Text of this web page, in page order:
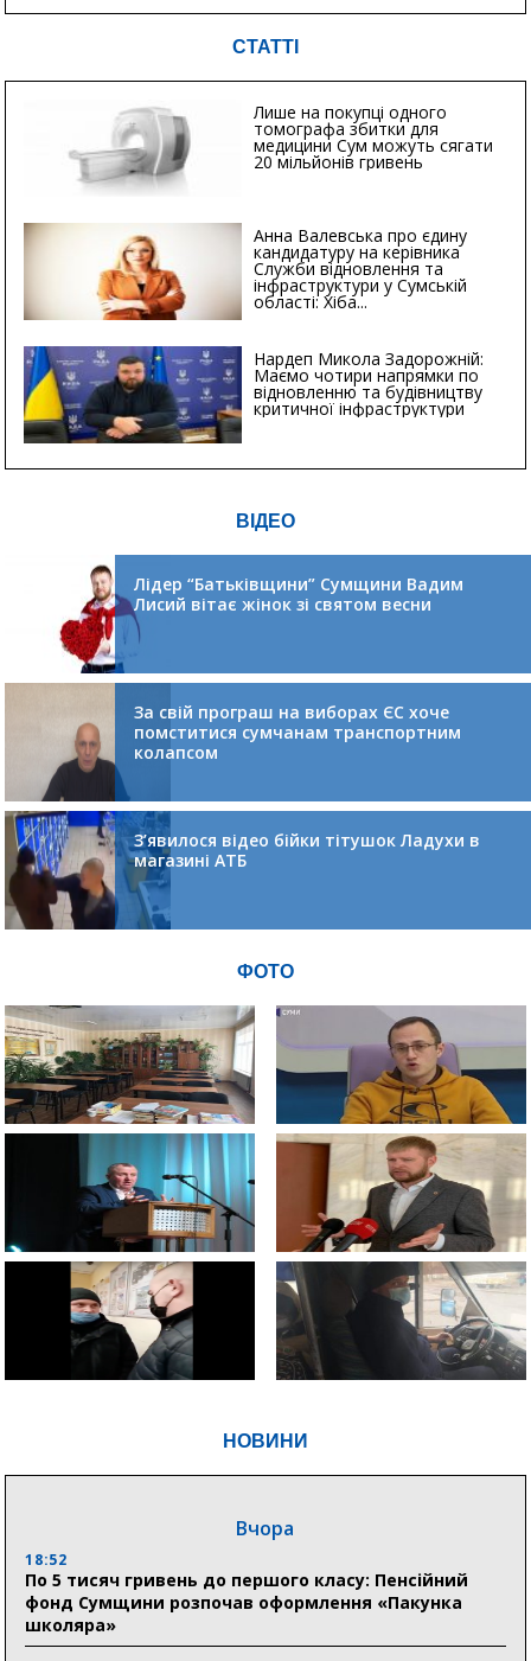
НОВИНИ
Вчора
18:52
По 5 тисяч гривень до першого класу: Пенсійний
фонд Сумщини розпочав оформлення «Пакунка
школяра»
СТАТТІ
Лише на покупці одного
томографа збитки для
медицини Сум можуть сягати
20 мільйонів гривень
Анна Валевська про єдину
кандидатуру на керівника
Служби відновлення та
інфраструктури у Сумській
області: Хіба...
Нардеп Микола Задорожній:
Маємо чотири напрямки по
відновленню та будівництву
критичної інфраструктури
ВІДЕО
Лідер “Батьківщини” Сумщини Вадим
Лисий вітає жінок зі святом весни
За свій програш на виборах ЄС хоче
помститися сумчанам транспортним
колапсом
З’явилося відео бійки тітушок Ладухи в
магазині АТБ
ФОТО